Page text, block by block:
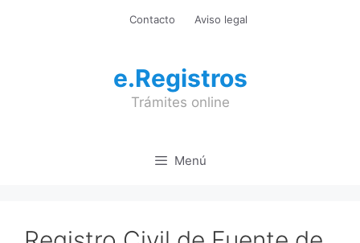
Contacto Aviso legal
e.Registros
Trámites online
Menú